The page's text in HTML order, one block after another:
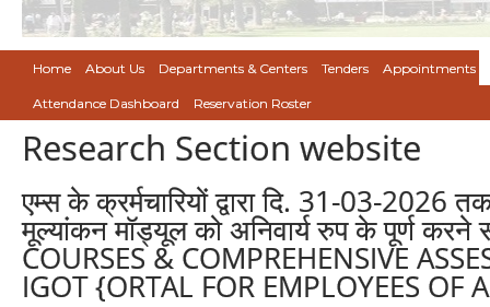
Home About Us Departments & Centers Tenders Appointments
Attendance Dashboard Reservation Roster
Research Section website
एम्स के क्रर्मचारियों द्वारा दि. 31-03-2026
मूल्यांकन मॉड्यूल को अनिवार्य रुप के पूर्ण
COURSES & COMPREHENSIVE
IGOT {ORTAL FOR EMPLOYEES OF